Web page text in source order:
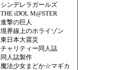
シンデレラガールズ
THE iDOL M@STER
進撃の巨人
境界線上のホライゾン
東日本大震災
チャリティー同人誌
同人誌製作
魔法少女まどか☆マギカ